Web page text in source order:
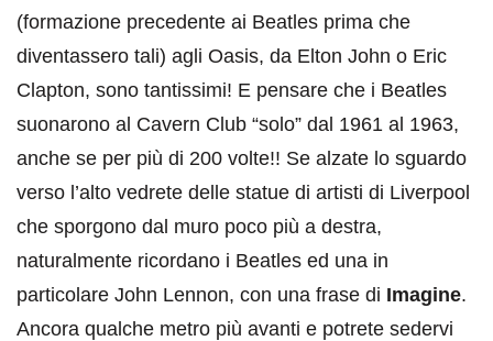
(formazione precedente ai Beatles prima che
diventassero tali) agli Oasis, da Elton John o Eric
Clapton, sono tantissimi! E pensare che i Beatles
suonarono al Cavern Club “solo” dal 1961 al 1963,
anche se per più di 200 volte!! Se alzate lo sguardo
verso l’alto vedrete delle statue di artisti di Liverpool
che sporgono dal muro poco più a destra,
naturalmente ricordano i Beatles ed una in
particolare John Lennon, con una frase di Imagine.
Ancora qualche metro più avanti e potrete sedervi